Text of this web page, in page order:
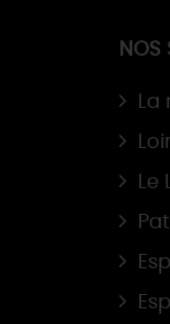
NOS
La
Le